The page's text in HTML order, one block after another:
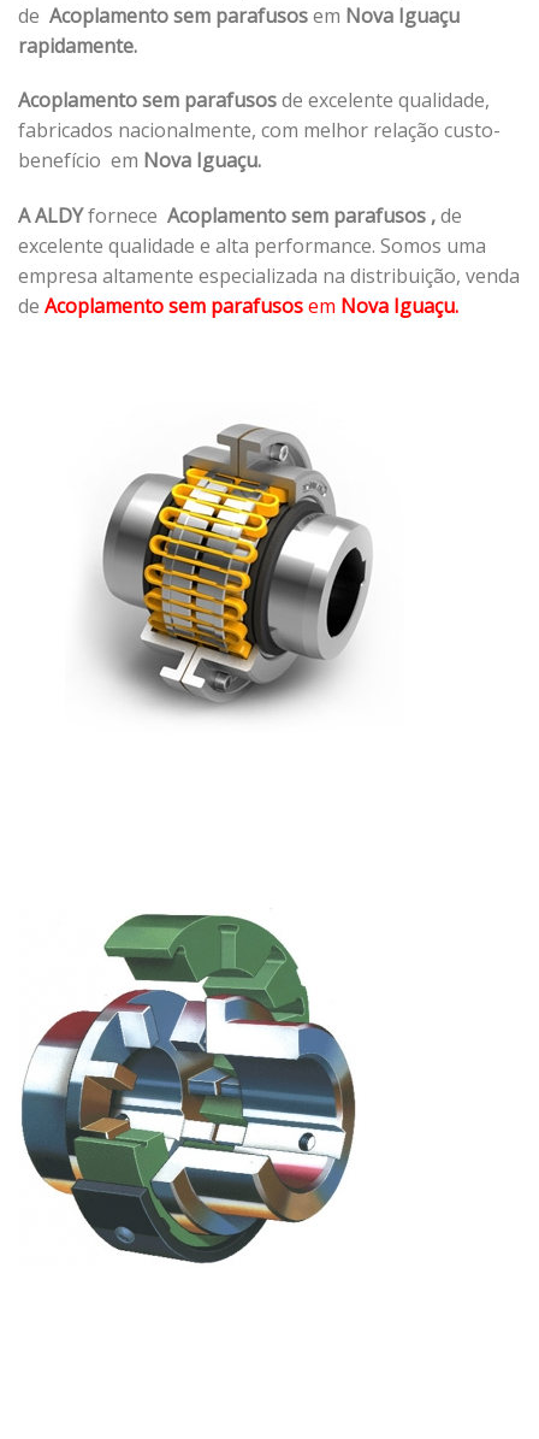
de Acoplamento sem parafusosem Nova Iguaçu
rapidamente.
Acoplamento sem parafusosde excelente qualidade,
fabricados nacionalmente, com melhor relação custo-
benefício em Nova Iguaçu.
A ALDYfornece Acoplamento sem parafusos ,de
excelente qualidade e alta performance. Somos uma
empresa altamente especializada na distribuição, venda
de Acoplamento sem parafusosem Nova Iguaçu.